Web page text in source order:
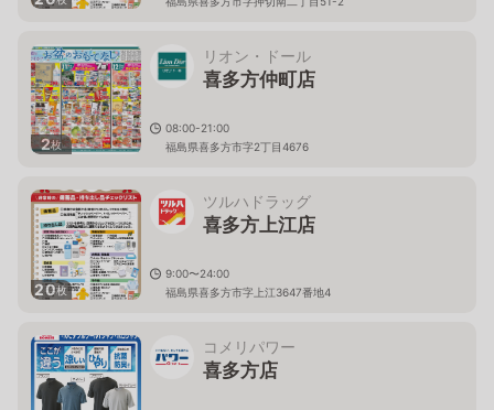
2枚
リオン・ドール
喜多方仲町店
08:00-21:00
福島県喜多方市字2丁目4676
20枚
ツルハドラッグ
喜多方上江店
9:00〜24:00
福島県喜多方市字上江3647番地4
コメリパワー
喜多方店